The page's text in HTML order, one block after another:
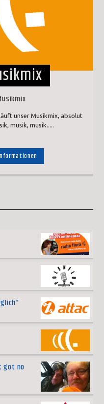
unser Musikmix, absolut
musik, musik.....
got no